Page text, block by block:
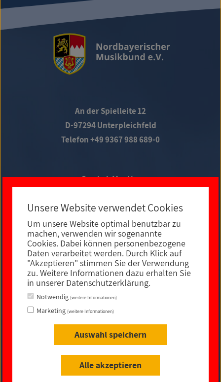
An der Spielleite 12
D-97294 Unterpleichfeld
Telefon +49 9367 988 689-0
Social Media
E-MAIL KONTAKT
© 2021
Unsere Website verwendet Cookies
Um unsere Website optimal benutzbar zu
machen, verwenden wir sogenannte
Cookies. Dabei können personenbezogene
Daten verarbeitet werden. Durch Klick auf
"Akzeptieren" stimmen Sie der Verwendung
zu. Weitere Informationen dazu erhalten Sie
in unserer Datenschutzerklärung.
Notwendig (weitere Informationen)
Marketing (weitere Informationen)
Auswahl speichern
Alle akzeptieren